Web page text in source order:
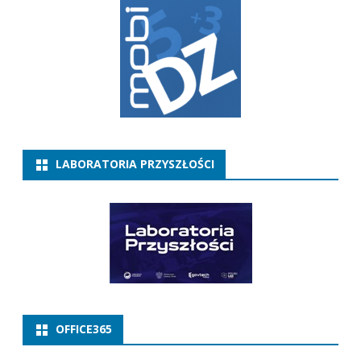
LABORATORIA PRZYSZŁOŚCI
OFFICE365